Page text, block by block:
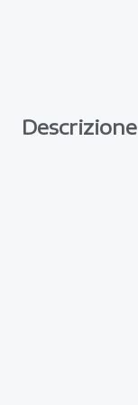
Descrizione